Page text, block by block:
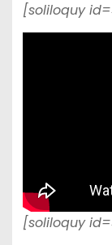
[soliloquy
[soliloquy